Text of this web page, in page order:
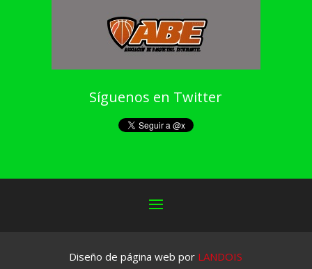
Síguenos en Twitter
Diseño de página web por LANDOIS